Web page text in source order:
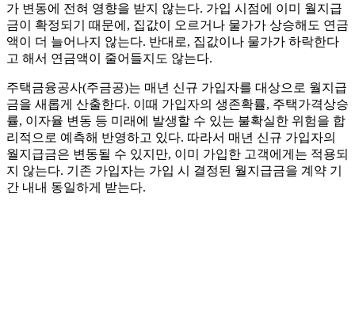
가 변동에 전혀 영향을 받지 않는다. 가입 시점에 이미 월지급
금이 확정되기 때문에, 집값이 오르거나 물가가 상승해도 연금
액이 더 늘어나지 않는다. 반대로, 집값이나 물가가 하락한다
고 해서 연금액이 줄어들지도 않는다.
주택금융공사(주금공)는 매년 신규 가입자를 대상으로 월지급
금을 새롭게 산출한다. 이때 가입자의 생존확률, 주택가격상승
률, 이자율 변동 등 미래에 발생할 수 있는 불확실한 위험을 합
리적으로 예측해 반영하고 있다. 따라서 매년 신규 가입자의
월지급금은 변동될 수 있지만, 이미 가입한 고객에게는 적용되
지 않는다. 기존 가입자는 가입 시 결정된 월지급금을 계약 기
간 내내 동일하게 받는다.